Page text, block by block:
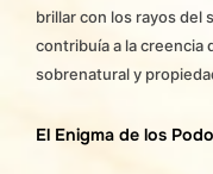
brillar con los rayos del
contribuía a la creencia
sobrenatural y
El Enigma de los